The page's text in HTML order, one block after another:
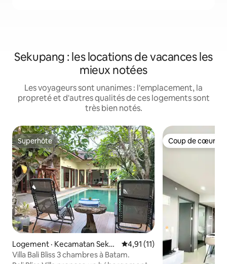
Sekupang : les locations de vacances les
mieux notées
Les voyageurs sont unanimes : l'emplacement, la
propreté et d'autres qualités de ces logements sont
très bien notés.
Superhôte
Superhôte
Logement · Kecamatan Seku
pang
Note moyenne de 4,91 sur 5,
4,91 (11)
Villa Bali Bliss 3 chambres à Batam.
Coup de cœur
Coup de cœur